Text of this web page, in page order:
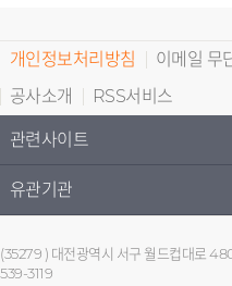
개인정보처리방침 이메일 무
공사소개
RSS서비스
관련사이트
유관기관
(35279 ) 대전광역시 서구 월드컵대로
539-3119